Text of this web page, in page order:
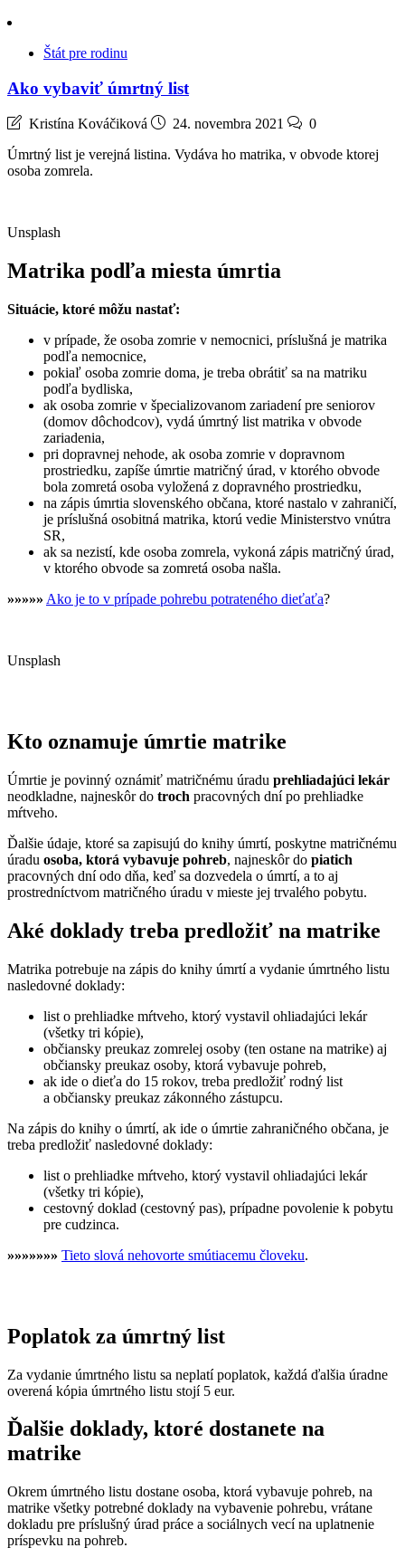
Štát pre rodinu
Ako vybaviť úmrtný list
Kristína Kováčiková 24. novembra 2021
0
Úmrtný list je verejná listina. Vydáva ho matrika, v obvode ktorej
osoba zomrela.
Unsplash
Matrika podľa miesta úmrtia
Situácie, ktoré môžu nastať:
v prípade, že osoba zomrie v nemocnici, príslušná je matrika
podľa nemocnice,
pokiaľ osoba zomrie doma, je treba obrátiť sa na matriku
podľa bydliska,
ak osoba zomrie v špecializovanom zariadení pre seniorov
(domov dôchodcov), vydá úmrtný list matrika v obvode
zariadenia,
pri dopravnej nehode, ak osoba zomrie v dopravnom
prostriedku, zapíše úmrtie matričný úrad, v ktorého obvode
bola zomretá osoba vyložená z dopravného prostriedku,
na zápis úmrtia slovenského občana, ktoré nastalo v zahraničí,
je príslušná osobitná matrika, ktorú vedie Ministerstvo vnútra
SR,
ak sa nezistí, kde osoba zomrela, vykoná zápis matričný úrad,
v ktorého obvode sa zomretá osoba našla.
»»»»» Ako je to v prípade pohrebu potrateného dieťaťa?
Unsplash
Kto oznamuje úmrtie matrike
Úmrtie je povinný oznámiť matričnému úradu prehliadajúci lekár
neodkladne, najneskôr do troch pracovných dní po prehliadke
mŕtveho.
Ďalšie údaje, ktoré sa zapisujú do knihy úmrtí, poskytne matričnému
úradu osoba, ktorá vybavuje pohreb, najneskôr do piatich
pracovných dní odo dňa, keď sa dozvedela o úmrtí, a to aj
prostredníctvom matričného úradu v mieste jej trvalého pobytu.
Aké doklady treba predložiť na matrike
Matrika potrebuje na zápis do knihy úmrtí a vydanie úmrtného listu
nasledovné doklady:
list o prehliadke mŕtveho, ktorý vystavil ohliadajúci lekár
(všetky tri kópie),
občiansky preukaz zomrelej osoby (ten ostane na matrike) aj
občiansky preukaz osoby, ktorá vybavuje pohreb,
ak ide o dieťa do 15 rokov, treba predložiť rodný list
a občiansky preukaz zákonného zástupcu.
Na zápis do knihy o úmrtí, ak ide o úmrtie zahraničného občana, je
treba predložiť nasledovné doklady:
list o prehliadke mŕtveho, ktorý vystavil ohliadajúci lekár
(všetky tri kópie),
cestovný doklad (cestovný pas), prípadne povolenie k pobytu
pre cudzinca.
»»»»»»» Tieto slová nehovorte smútiacemu človeku.
Poplatok za úmrtný list
Za vydanie úmrtného listu sa neplatí poplatok, každá ďalšia úradne
overená kópia úmrtného listu stojí 5 eur.
Ďalšie doklady, ktoré dostanete na
matrike
Okrem úmrtného listu dostane osoba, ktorá vybavuje pohreb, na
matrike všetky potrebné doklady na vybavenie pohrebu, vrátane
dokladu pre príslušný úrad práce a sociálnych vecí na uplatnenie
príspevku na pohreb.